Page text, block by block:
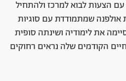
הצעות לבוא למרכז ולהתחיל
אולפנה שמתמודדת עם סוגיות
את לימודיה ושינתה סופית
הקודמים שלה נראים רחוקים